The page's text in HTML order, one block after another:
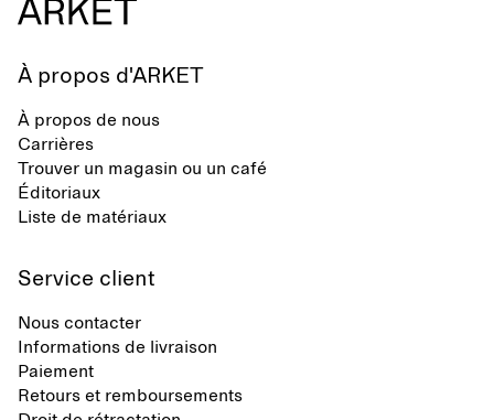
À propos d'ARKET
À propos de nous
Carrières
Trouver un magasin ou un café
Éditoriaux
Liste de matériaux
Service client
Nous contacter
Informations de livraison
Paiement
Retours et remboursements